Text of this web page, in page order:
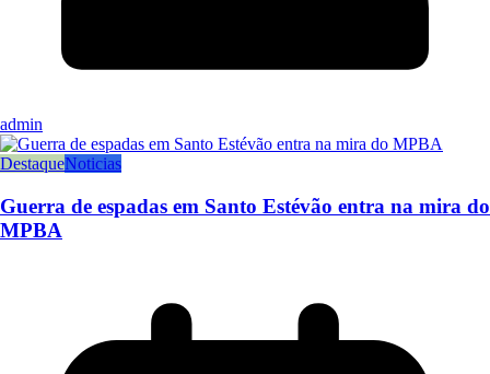
admin
DestaqueNoticias
Guerra de espadas em Santo Estévão entra na mira do
MPBA